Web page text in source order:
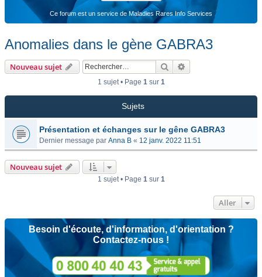
Ce forum est un service de Maladies Rares Info Services
Anomalies dans le gène GABRA3
Nouveau sujet Rechercher
1 sujet • Page 1sur 1
Sujets
Présentation et échanges sur le gêne GABRA3
Dernier message par Anna B « 12 janv. 2022 11:51
Nouveau sujet
1 sujet • Page 1sur 1
Aller
Besoin d'écoute, d'information, d'orientation ?
Contactez-nous !